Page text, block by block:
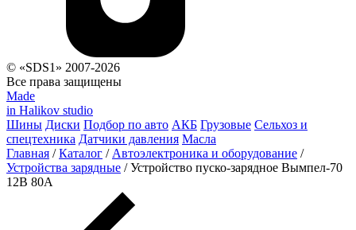
© «SDS1» 2007-2026
Все права защищены
Made
in Halikov studio
Шины Диски Подбор по авто АКБ Грузовые Сельхоз и
спецтехника Датчики давления Масла
Главная / Каталог / Автоэлектроника и оборудование /
Устройства зарядные / Устройство пуско-зарядное Вымпел-70
12В 80А